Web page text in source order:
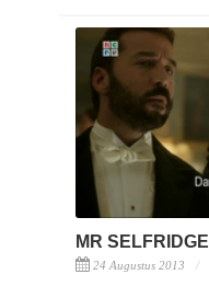
MR SELFRIDGE
24 Augustus 2013